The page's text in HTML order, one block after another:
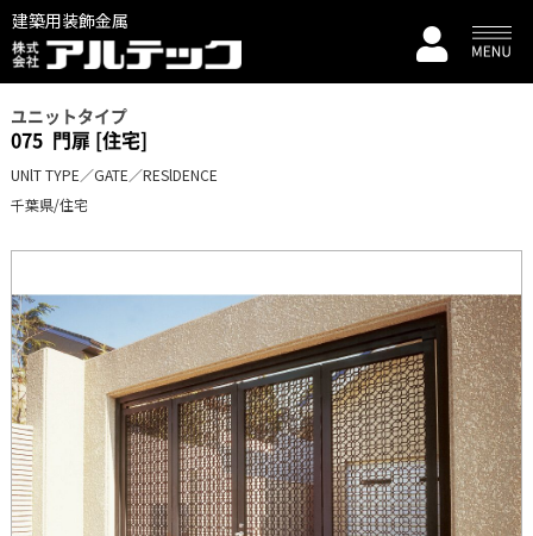
建築用装飾金属
ユニットタイプ
075 門扉 [住宅]
UNlT TYPE／GATE／RESlDENCE
千葉県/住宅